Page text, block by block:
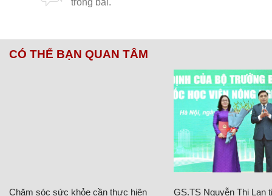
CÓ THỂ BẠN QUAN TÂM
Chăm sóc sức khỏe cần thực hiện
GS.TS Nguyễn Thị Lan